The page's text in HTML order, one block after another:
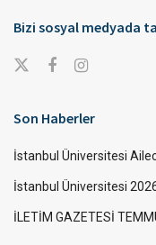
Bizi sosyal medyada
Son Haberler
İstanbul Üniversitesi
İstanbul Üniversitesi 2026
İLETİM GAZETESİ